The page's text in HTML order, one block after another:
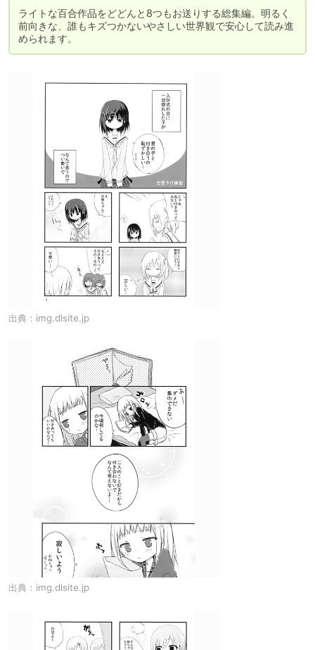
ライトな百合作品をどどんと8つもお送りする総集編。明るく
前向きな、誰もキズつかないやさしい世界観で安心して読み進
められます。
出典： img.dlsite.jp
出典： img.dlsite.jp